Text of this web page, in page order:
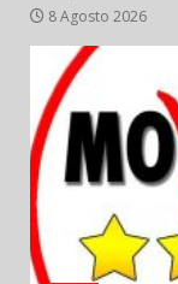
8 Agosto 2026